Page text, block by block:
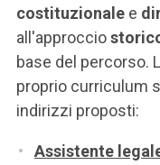
costituzionale e
all'approccio
base del percorso.
proprio curriculum
indirizzi proposti:
Assistente